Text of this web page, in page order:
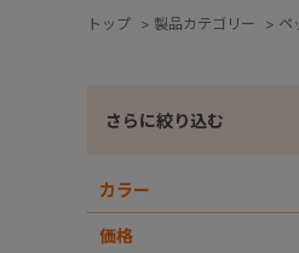
トップ > 製品カテゴリー > ペ
さらに絞り込む
カラー
価格